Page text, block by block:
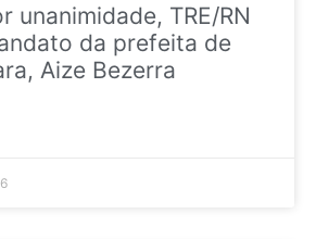
unanimidade, TRE/RN
da prefeita de
Aize Bezerra